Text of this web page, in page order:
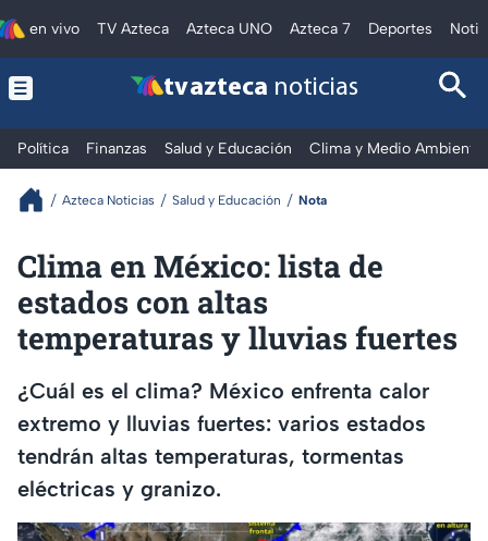
en vivo TV Azteca Azteca UNO Azteca 7 Deportes
tv azteca noticias
Política Finanzas Salud y Educación Clima y Medio Ambiente
Azteca Noticias Salud y Educación Nota
Clima en México: lista de
estados con altas
temperaturas y lluvias fuertes
¿Cuál es el clima? México enfrenta calor
extremo y lluvias fuertes: varios estados
tendrán altas temperaturas, tormentas
eléctricas y granizo.